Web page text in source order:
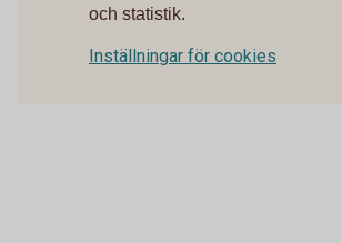
och statistik.
Inställningar för cookies